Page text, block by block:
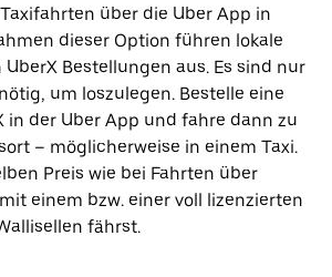
über die Uber App in
dieser Option führen lokale
Bestellungen aus. Es sind nur
um loszulegen. Bestelle eine
in der Uber App und fahre dann zu
– möglicherweise in einem Taxi.
Preis wie bei Fahrten über
einem bzw. einer voll lizenzierten
fährst.